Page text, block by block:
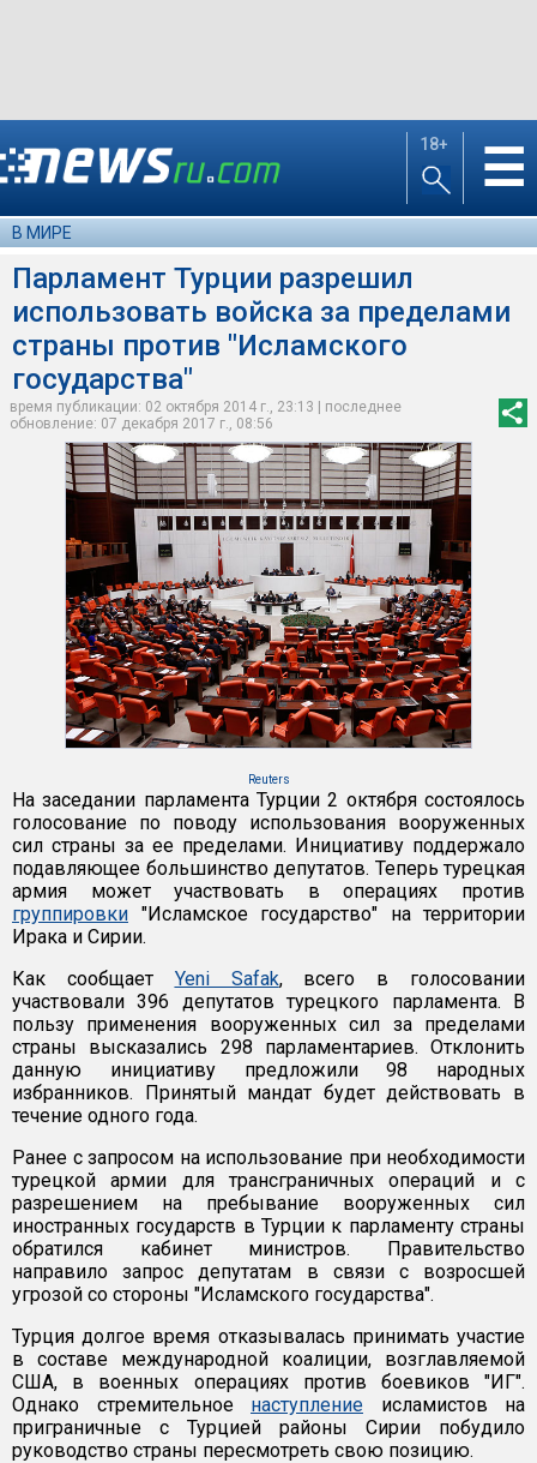
18+ ☰
В МИРЕ
Парламент Турции разрешил
использовать войска за пределами
страны против "Исламского
государства"
время публикации: 02 октября 2014 г., 23:13 | последнее
обновление: 07 декабря 2017 г., 08:56
Reuters
На заседании парламента Турции 2 октября состоялось
голосование по поводу использования вооруженных
сил страны за ее пределами. Инициативу поддержало
подавляющее большинство депутатов. Теперь турецкая
армия может участвовать в операциях против
группировки "Исламское государство" на территории
Ирака и Сирии.
Как сообщает Yeni Safak, всего в голосовании
участвовали 396 депутатов турецкого парламента. В
пользу применения вооруженных сил за пределами
страны высказались 298 парламентариев. Отклонить
данную инициативу предложили 98 народных
избранников. Принятый мандат будет действовать в
течение одного года.
Ранее с запросом на использование при необходимости
турецкой армии для трансграничных операций и с
разрешением на пребывание вооруженных сил
иностранных государств в Турции к парламенту страны
обратился кабинет министров. Правительство
направило запрос депутатам в связи с возросшей
угрозой со стороны "Исламского государства".
Турция долгое время отказывалась принимать участие
в составе международной коалиции, возглавляемой
США, в военных операциях против боевиков "ИГ".
Однако стремительное наступление исламистов на
приграничные с Турцией районы Сирии побудило
руководство страны пересмотреть свою позицию.